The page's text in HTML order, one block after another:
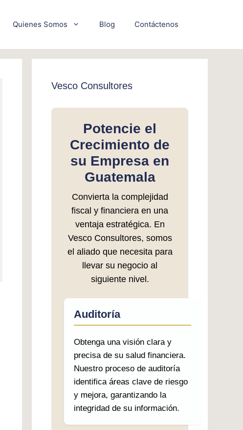
Quienes Somos Blog Contáctenos
Vesco Consultores
Potencie el
Crecimiento de
su Empresa en
Guatemala
Convierta la complejidad
fiscal y financiera en una
ventaja estratégica. En
Vesco Consultores, somos
el aliado que necesita para
llevar su negocio al
siguiente nivel.
Auditoría
Obtenga una visión clara y
precisa de su salud financiera.
Nuestro proceso de auditoría
identifica áreas clave de riesgo
y mejora, garantizando la
integridad de su información.